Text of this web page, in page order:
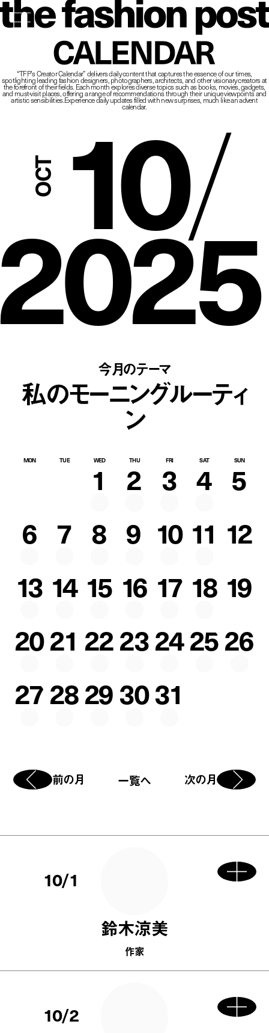
CALENDAR
“TFP’s Creator Calendar” delivers daily content that captures the essence of our times,
spotlighting leading fashion designers, photographers, architects, and other visionary creators at
the forefront of their fields.Each month explores diverse topics such as books, movies, gadgets,
and must-visit places,offering a range of recommendations through their unique viewpoints and
artistic sensibilities.Experience daily updates filled with new surprises, much like an advent
calendar.
10/
今月のテーマ
私のモーニングルーティ
ン
MON TUE WED THU FRI SAT SUN
1 2 3 4 5
6 7 8 9 10 11 12
13 14 15 16 17 18 19
2021 2223242526
2728293031
前の月 一覧へ 次の月
10/1
鈴木涼美
作家
10/2